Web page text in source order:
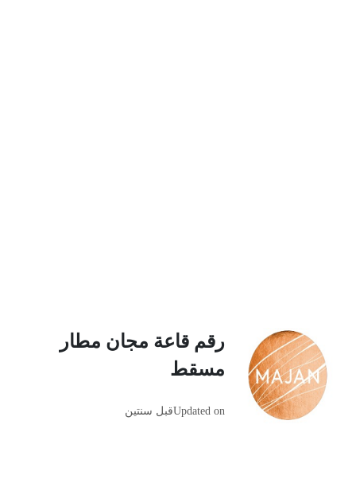
رقم قاعة مجان مطار
مسقط
Updated onقبل سنتين